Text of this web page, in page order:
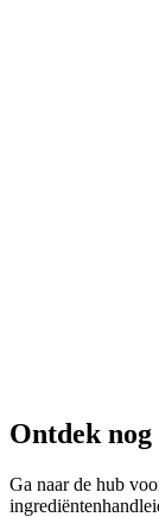
Ontdek
Ga naar de hub